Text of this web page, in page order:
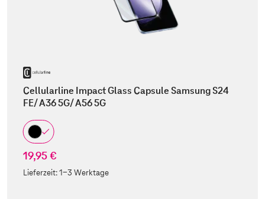
Cellularline Impact Glass Capsule Samsung S24
FE/ A36 5G/ A56 5G
19,95 €
Lieferzeit:1-3 Werktage